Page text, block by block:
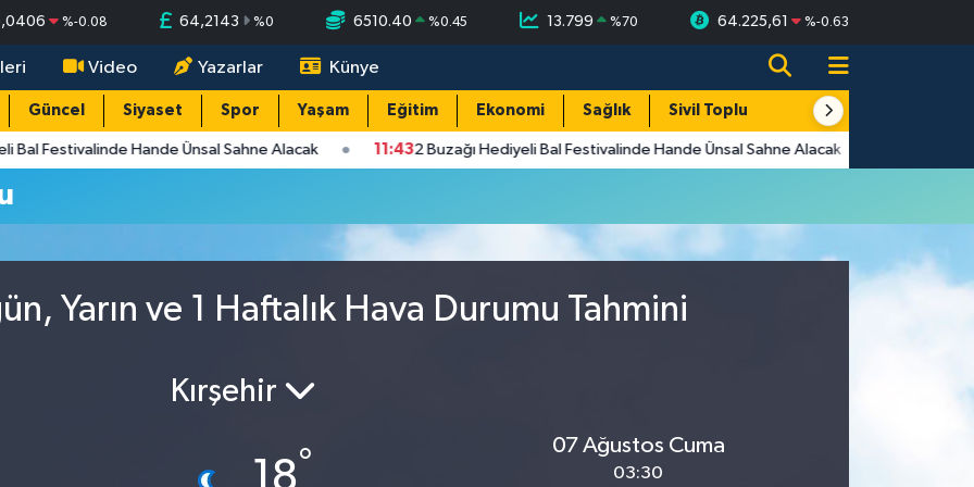
%-0.08 64,2143 %0 6510.40 %0.45 13.799 %70 64.225,61 %-0.63
Video Yazarlar Künye
Güncel Siyaset Spor Yaşam Eğitim Ekonomi Sağlık Sivil Toplum Turizm
Bal Festivalinde Hande Ünsal Sahne Alacak 11:432 Buzağı Hediyeli Bal Festivalinde Hande Ünsal Sahne Alacak
Yarın ve 1 Haftalık Hava Durumu Tahmini
Kırşehir
°
07 Ağustos Cuma
03:30